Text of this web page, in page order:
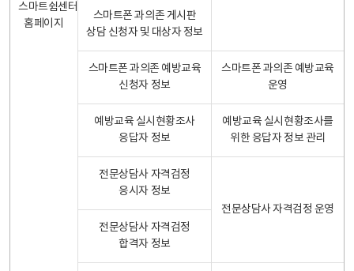
스마트쉼센터
홈페이지
스마트폰 과의존 게시판
상담 신청자 및 대상자 정보
스마트폰 과의존 예방교육
신청자 정보
스마트폰 과의존 예방교육
운영
예방교육 실시현황조사
응답자 정보
예방교육 실시현황조사를
위한 응답자 정보 관리
전문상담사 자격검정
응시자 정보
전문상담사 자격검정 운영
전문상담사 자격검정
합격자 정보